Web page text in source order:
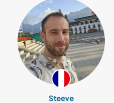
Steeve